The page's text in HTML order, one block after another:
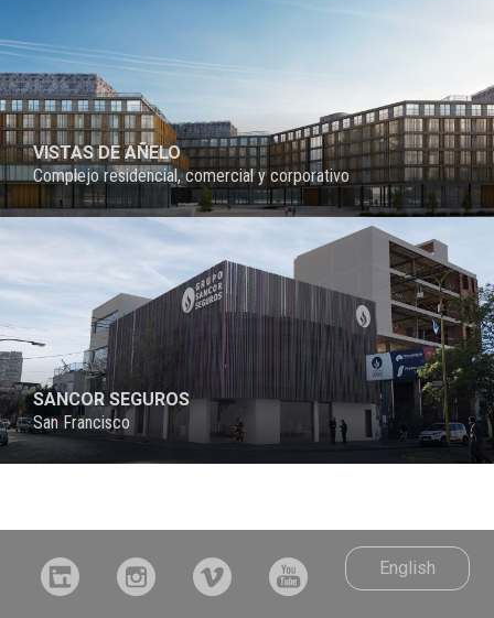
VISTAS DE AÑELO
Complejo residencial, comercial y corporativo
PROYECTO
SANCOR SEGUROS
San Francisco
English